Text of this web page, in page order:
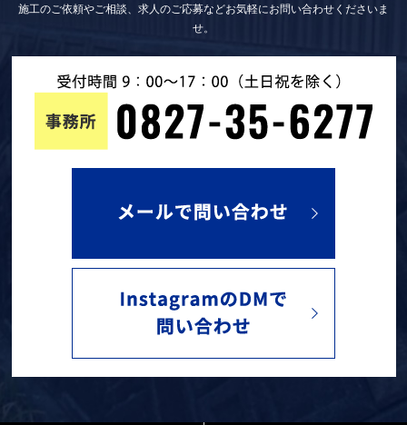
施工のご依頼やご相談、求人のご応募などお気軽にお問い合わせくださいま
せ。